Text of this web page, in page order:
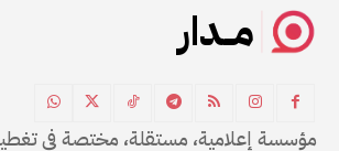
مــدار
مؤسسة إعلامية، مستقلة، مختصة في